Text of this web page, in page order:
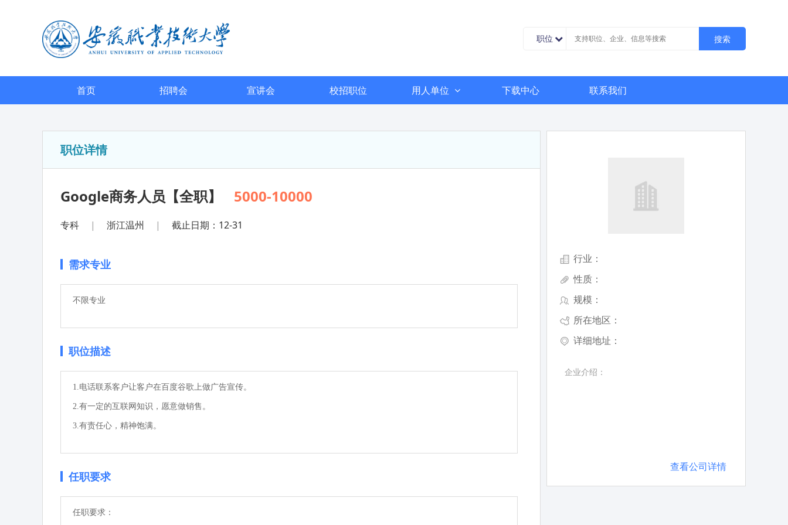
职位 搜索
首页 招聘会 宣讲会 校招职位 用人单位 下载中心 联系我们
职位详情
Google商务人员【全职】 5000-10000
专科 | 浙江温州 | 截止日期：12-31
需求专业
不限专业
职位描述
1.电话联系客户让客户在百度谷歌上做广告宣传。
2.有一定的互联网知识，愿意做销售。
3.有责任心，精神饱满。
任职要求
任职要求：
行业：
性质：
规模：
所在地区：
详细地址：
企业介绍：
查看公司详情